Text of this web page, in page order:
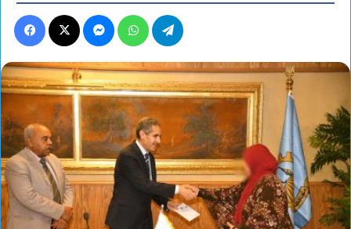
ماسنجر واتساب تيلقرام